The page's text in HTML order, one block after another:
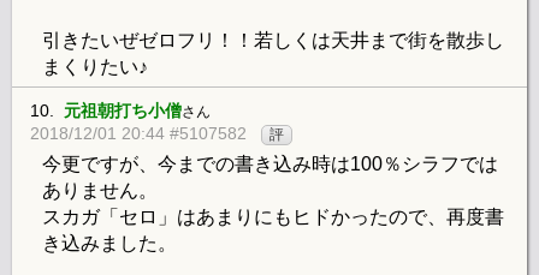
引きたいぜゼロフリ！！若しくは天井まで街を散歩し
まくりたい♪
10. 元祖朝打ち小僧さん
2018/12/01 20:44 #5107582 評
今更ですが、今までの書き込み時は100％シラフでは
ありません。
スカガ「セロ」はあまりにもヒドかったので、再度書
き込みました。